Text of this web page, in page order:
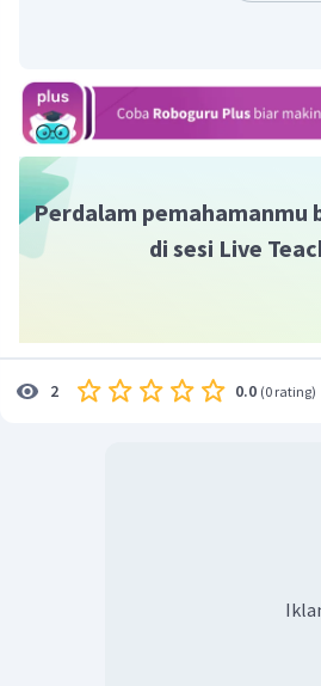
Perdalam pemahamanmu
di sesi Live
2 0.0 (0 rating)